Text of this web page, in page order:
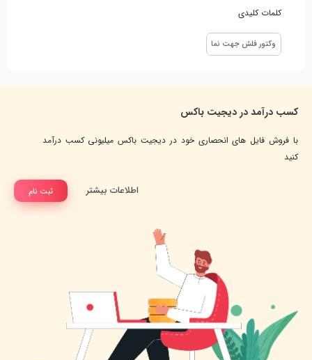
کلمات کلیدی
وکتور فلش جهت نما
کسب درآمد در دیجیت باکس
با فروش فایل های انحصاری خود در دیجیت باکس میلیونی کسب درآمد
کنید
ثبت نام اطلاعات بیشتر